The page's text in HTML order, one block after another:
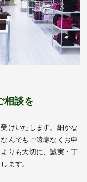
相談を
けいたします。細かな
んでもご遠慮なくお申
りも大切に、誠実・丁
ます。